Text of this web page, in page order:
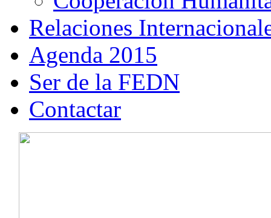
Relaciones
Agenda 2015
Ser de la FEDN
Contactar